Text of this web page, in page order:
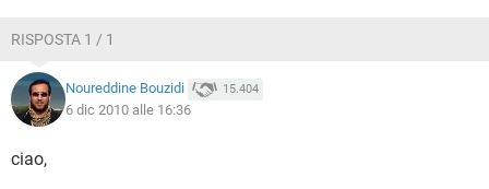
RISPOSTA 1 / 1
Noureddine Bouzidi 15.404
6 dic 2010 alle 16:36
ciao,